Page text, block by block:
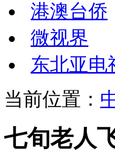
港澳台侨
微视界
东北亚电
当前位置：
七旬老人